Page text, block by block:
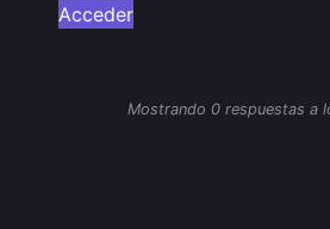
Mostrando 0 respuestas a
Acceder